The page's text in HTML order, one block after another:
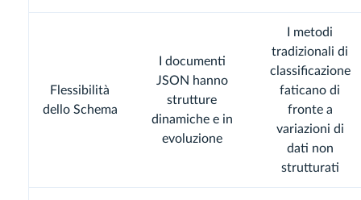
Flessibilità
dello Schema
I documenti
JSON hanno
strutture
dinamiche e in
evoluzione
I metodi
tradizionali di
classificazione
faticano di
fronte a
variazioni di
dati non
strutturati